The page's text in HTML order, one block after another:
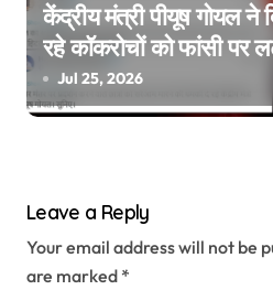
केंद्रीय मंत्री पीयूष गोयल ने
रहे कॉकरोचों को फांसी पर
की, वायरल वीडियो AI
Jul 25, 2026
Leave a Reply
Your email address will not be
are marked *